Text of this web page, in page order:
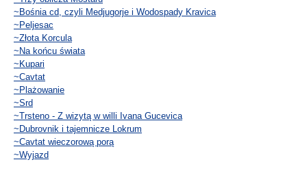
~Bośnia cd, czyli Medjugorje i Wodospady Kravica
~Peljesac
~Złota Korcula
~Na końcu świata
~Kupari
~Cavtat
~Plażowanie
~Srd
~Trsteno - Z wizytą w willi Ivana Gucevica
~Dubrovnik i tajemnicze Lokrum
~Cavtat wieczorową porą
~Wyjazd